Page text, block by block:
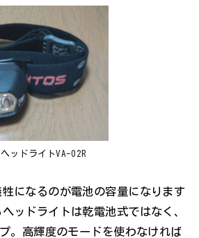
ヘッドライトVA-02R
になるのが電池の容量になります
ッドライトは乾電池式ではなく、
。高輝度のモードを使わなければ